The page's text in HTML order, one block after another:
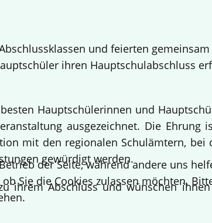
und feierten
ihren Hauptschulabschluss
Hauptschülerinnen und
ausgezeichnet. Die Ehrung
mit den regionalen Schulämtern, bei
gewürdigt werden.
ihrem Abschluss und wünschen
der Seite, während andere uns
Sie die Cookies zulassen möchten.